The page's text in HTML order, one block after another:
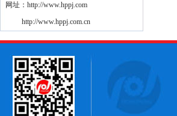
网址：http://www.hppj.com
http://www.hppj.com.cn